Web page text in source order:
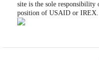
site is the sole responsibility
position of USAID or IREX.